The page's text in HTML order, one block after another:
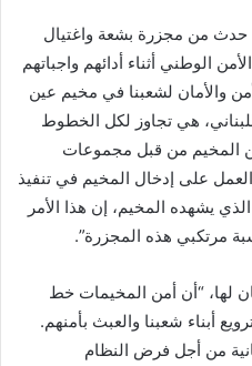
حدث من مجزرة بشعة واغتيال
الوطني أثناء أدائهم واجباتهم
والأمان لشعبنا في مخيم عين
هي تجاوز لكل الخطوط
المخيم من قبل مجموعات
على إدخال المخيم في تنفيذ
يشهده المخيم، إن هذا الأمر
مرتكبي هذه المجزرة”.
لها، “أن أمن المخيمات خط
أبناء شعبنا والعبث بأمنهم.
من أجل فرض النظام